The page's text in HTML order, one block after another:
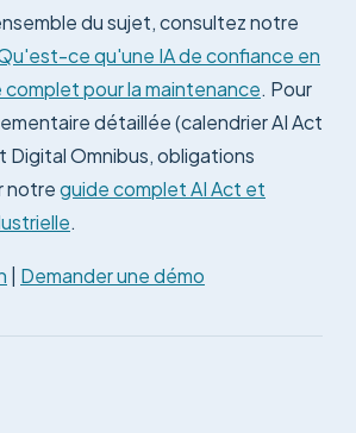
du sujet, consultez notre
ce qu'une IA de confiance en
complet pour la maintenance. Pour
détaillée (calendrier AI Act
Omnibus, obligations
notreguide complet AI Act et
.
Demander une démo